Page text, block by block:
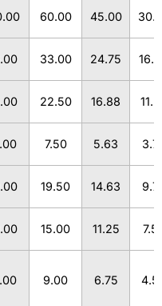
60.00 45.00
33.00 24.75
22.50 16.88
7.50 5.63
19.50 14.63
15.00 11.25
9.00 6.75